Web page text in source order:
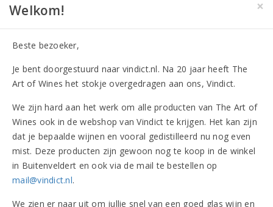
Op werkdagen voor 17.00 uur
besteld,
volgende dagin huis
Heeft u vragen?Bel 020-4706050
×
Welkom!
Beste bezoeker,
Je bent doorgestuurd naar vindict.nl. Na 20 jaar heeft The
Art of Wines het stokje overgedragen aan ons, Vindict.
We zijn hard aan het werk om alle producten van The Art of
Wines ook in de webshop van Vindict te krijgen. Het kan zijn
dat je bepaalde wijnen en vooral gedistilleerd nu nog even
mist. Deze producten zijn gewoon nog te koop in de winkel
in Buitenveldert en ook via de mail te bestellen op
mail@vindict.nl.
We zien er naar uit om jullie snel van een goed glas wijn en